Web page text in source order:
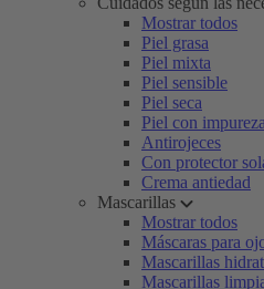
Mostrar todos
Piel grasa
Piel mixta
Piel sensible
Piel seca
Piel con
Antirojeces
Con protector
Crema antiedad
Mascarillas
Mostrar todos
Máscaras para
Mascarillas
Mascarillas